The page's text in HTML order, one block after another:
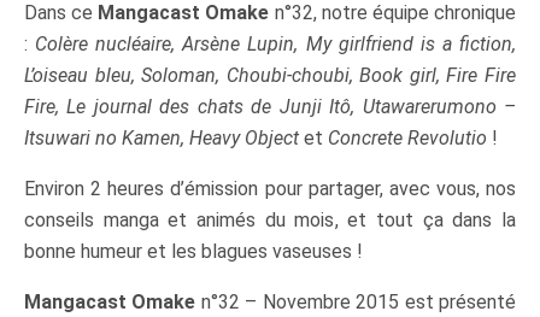
Dans ce Mangacast Omake n°32, notre équipe chronique
: Colère nucléaire, Arsène Lupin, My girlfriend is a fiction,
L’oiseau bleu, Soloman, Choubi-choubi, Book girl, Fire Fire
Fire, Le journal des chats de Junji Itô, Utawarerumono –
Itsuwari no Kamen, Heavy Object et Concrete Revolutio !
Environ 2 heures d’émission pour partager, avec vous, nos
conseils manga et animés du mois, et tout ça dans la
bonne humeur et les blagues vaseuses !
Mangacast Omake n°32 – Novembre 2015 est présenté